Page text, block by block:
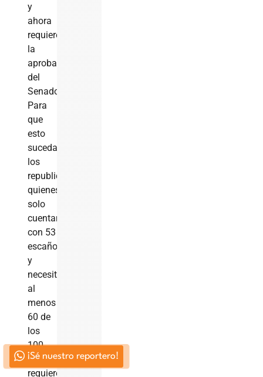
y
ahora
requiere
la
aprobación
del
Senado.
Para
que
esto
suceda,
los
republicanos,
quienes
solo
cuentan
con 53
escaños
y
necesitan
al
menos
60 de
los
100
votos,
requieren
¡Sé nuestro reportero!